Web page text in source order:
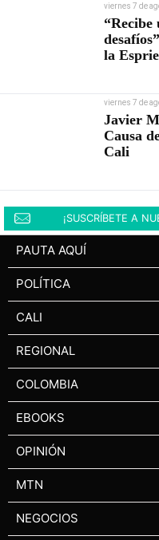
viernes 7 de
“Recibe
la
viernes 7 de
Javier
Causa
Cali
¡SUSCRÍBETE A
PAUTA AQUÍ
POLÍTICA
CALI
REGIONAL
COLOMBIA
EBOOKS
OPINIÓN
MTN
NEGOCIOS